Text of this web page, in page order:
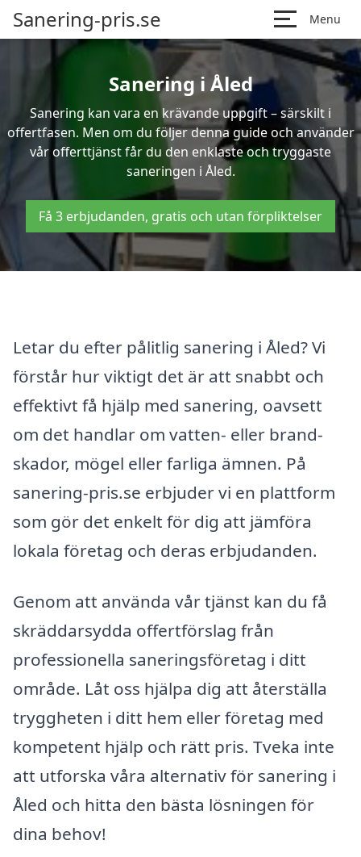
Sanering-pris.se Menu
Sanering i Åled
Sanering kan vara en krävande uppgift – särskilt i
offertfasen. Men om du följer denna guide och använder
vår offerttjänst får du den enklaste och tryggaste
saneringen i Åled.
Få 3 erbjudanden, gratis och utan förpliktelser
Letar du efter pålitlig sanering i Åled? Vi
förstår hur viktigt det är att snabbt och
effektivt få hjälp med sanering, oavsett
om det handlar om vatten- eller brand-
skador, mögel eller farliga ämnen. På
sanering-pris.se erbjuder vi en plattform
som gör det enkelt för dig att jämföra
lokala företag och deras erbjudanden.
Genom att använda vår tjänst kan du få
skräddarsydda offertförslag från
professionella saneringsföretag i ditt
område. Låt oss hjälpa dig att återställa
tryggheten i ditt hem eller företag med
kompetent hjälp och rätt pris. Tveka inte
att utforska våra alternativ för sanering i
Åled och hitta den bästa lösningen för
dina behov!